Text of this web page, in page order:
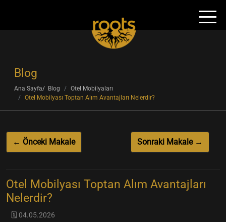
Blog
Ana Sayfa Blog
Otel Mobilyaları
Otel Mobilyası Toptan Alım Avantajları Nelerdir?
← Önceki Makale Sonraki Makale →
Otel Mobilyası Toptan Alım Avantajları
Nelerdir?
🗓️ 04.05.2026